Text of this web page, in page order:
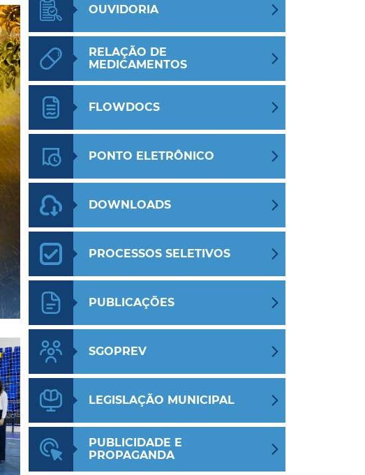
OUVIDORIA
RELAÇÃO DE
MEDICAMENTOS
FLOWDOCS
PONTO ELETRÔNICO
DOWNLOADS
PROCESSOS SELETIVOS
PUBLICAÇÕES
SGOPREV
LEGISLAÇÃO MUNICIPAL
PUBLICIDADE E
PROPAGANDA